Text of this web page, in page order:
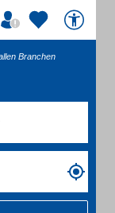
Branchen